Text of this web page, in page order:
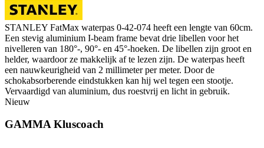
STANLEY FatMax waterpas 0-42-074 heeft een lengte van 60cm.
Een stevig aluminium I-beam frame bevat drie libellen voor het
nivelleren van 180°-, 90°- en 45°-hoeken. De libellen zijn groot en
helder, waardoor ze makkelijk af te lezen zijn. De waterpas heeft
een nauwkeurigheid van 2 millimeter per meter. Door de
schokabsorberende eindstukken kan hij wel tegen een stootje.
Vervaardigd van aluminium, dus roestvrij en licht in gebruik.
Nieuw
GAMMA Kluscoach